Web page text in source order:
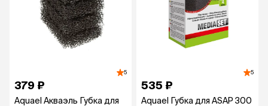
5
379 ₽
Aquael Акваэль Губка для
5
535 ₽
Aquael Губка для ASAP 300